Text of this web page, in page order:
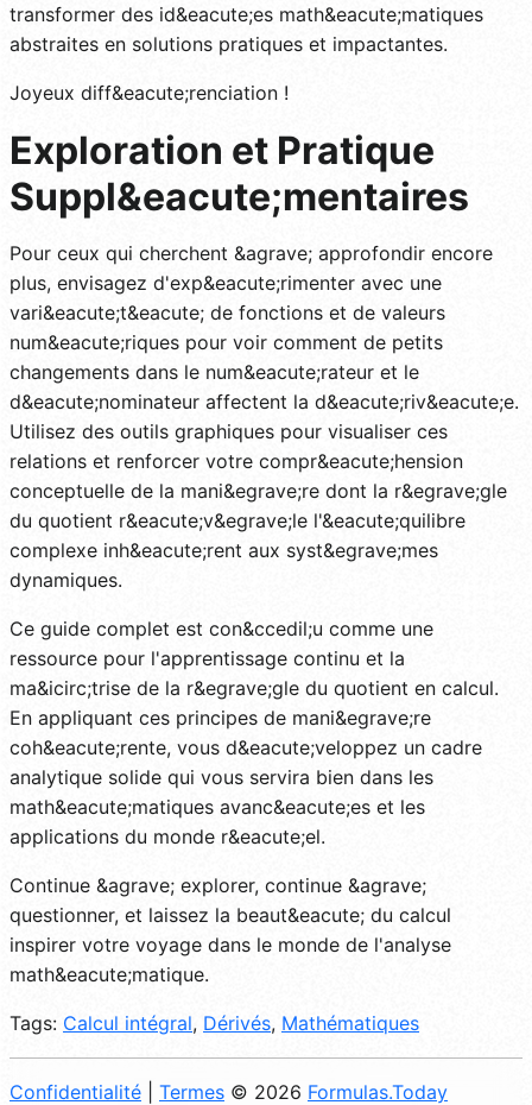
transformer des id&eacute;es math&eacute;matiques
abstraites en solutions pratiques et impactantes.
Joyeux diff&eacute;renciation !
Exploration et Pratique
Suppl&eacute;mentaires
Pour ceux qui cherchent &agrave; approfondir encore
plus, envisagez d'exp&eacute;rimenter avec une
vari&eacute;t&eacute; de fonctions et de valeurs
num&eacute;riques pour voir comment de petits
changements dans le num&eacute;rateur et le
d&eacute;nominateur affectent la d&eacute;riv&eacute;e.
Utilisez des outils graphiques pour visualiser ces
relations et renforcer votre compr&eacute;hension
conceptuelle de la mani&egrave;re dont la r&egrave;gle
du quotient r&eacute;v&egrave;le l'&eacute;quilibre
complexe inh&eacute;rent aux syst&egrave;mes
dynamiques.
Ce guide complet est con&ccedil;u comme une
ressource pour l'apprentissage continu et la
ma&icirc;trise de la r&egrave;gle du quotient en calcul.
En appliquant ces principes de mani&egrave;re
coh&eacute;rente, vous d&eacute;veloppez un cadre
analytique solide qui vous servira bien dans les
math&eacute;matiques avanc&eacute;es et les
applications du monde r&eacute;el.
Continue &agrave; explorer, continue &agrave;
questionner, et laissez la beaut&eacute; du calcul
inspirer votre voyage dans le monde de l'analyse
math&eacute;matique.
Tags: Calcul intégral, Dérivés, Mathématiques
Confidentialité Termes © 2026 Formulas.Today